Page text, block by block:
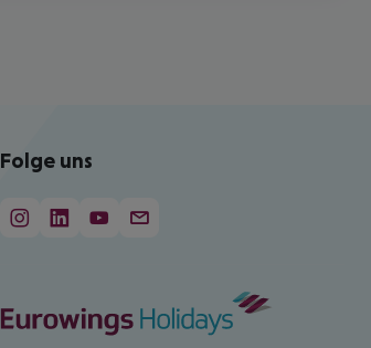
Folge uns